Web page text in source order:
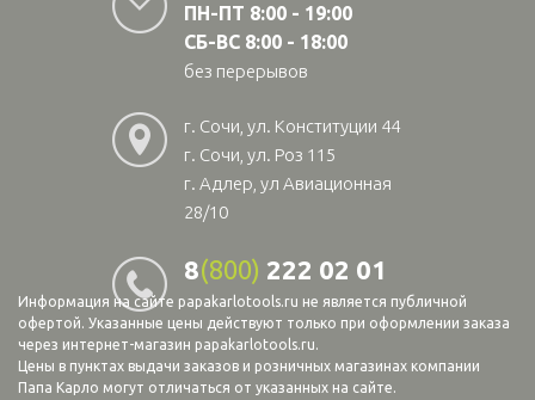
ПН-ПТ 8:00 - 19:00
СБ-ВС 8:00 - 18:00
без перерывов
г. Сочи, ул. Конституции 44
г. Сочи, ул. Роз 115
г. Адлер, ул Авиационная
28/10
8(800) 222 02 01
Информация на сайте papakarlotools.ru не является публичной
офертой. Указанные цены действуют только при оформлении заказа
через интернет-магазин papakarlotools.ru.
Цены в пунктах выдачи заказов и розничных магазинах компании
Папа Карло могут отличаться от указанных на сайте.